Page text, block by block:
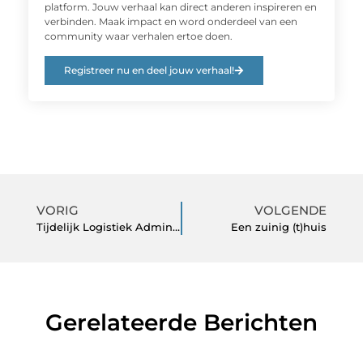
platform. Jouw verhaal kan direct anderen inspireren en
verbinden. Maak impact en word onderdeel van een
community waar verhalen ertoe doen.
Registreer nu en deel jouw verhaal!
VORIG
Tijdelijk Logistiek Administratief Bediende
VOLGENDE
Een zuinig (t)huis
Gerelateerde Berichten